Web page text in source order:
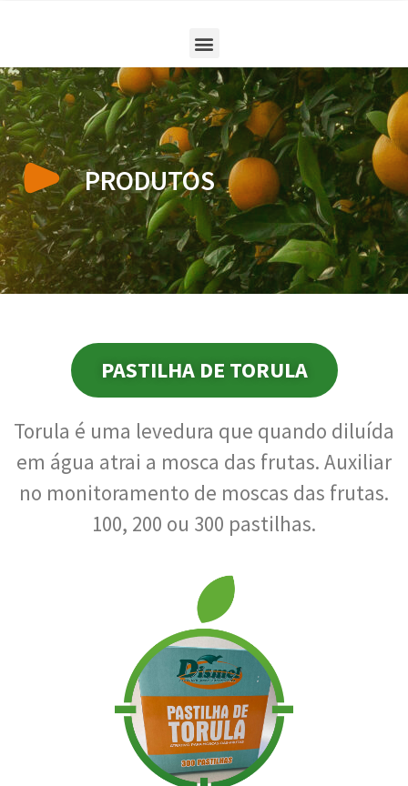
PRODUTOS
PASTILHA DE TORULA
Torula é uma levedura que quando diluída
em água atrai a mosca das frutas. Auxiliar
no monitoramento de moscas das frutas.
100, 200 ou 300 pastilhas.